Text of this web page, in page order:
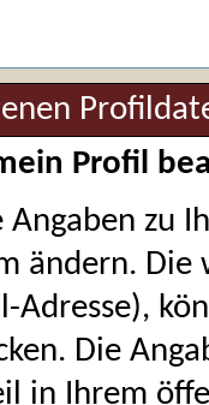
Profil
Angaben zu
ändern. Die
Adresse),
Die
in Ihrem